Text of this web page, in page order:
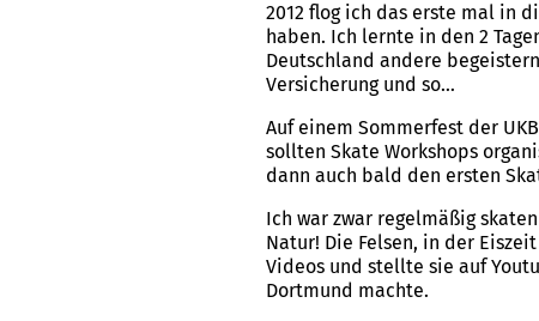
2012 flog ich das erste mal in
haben. Ich lernte in den 2
Deutschland andere
Versicherung und so…
Auf einem Sommerfest der
sollten Skate Workshops
dann auch bald den ersten
Ich war zwar regelmäßig
Natur! Die Felsen, in der
Videos und stellte sie auf
Dortmund machte.